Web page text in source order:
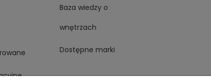
Baza wiedzy o
wnętrzach
Dostępne marki